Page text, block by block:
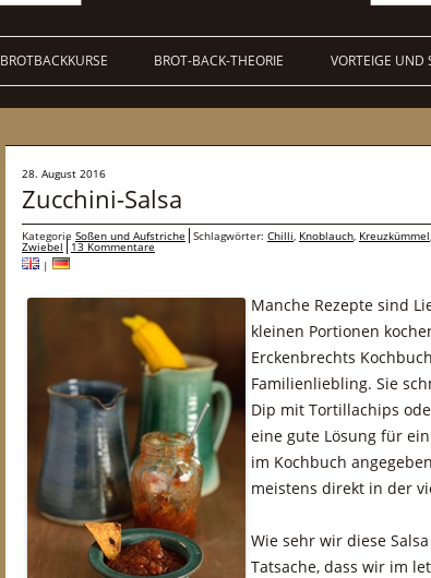
BROTBACKKURSE BROT-BACK-THEORIE VORTEIGE UND
28. August 2016
Zucchini-Salsa
Kategorie Soßen und Aufstriche Schlagwörter: Chilli, Knoblauch, Kreuzkümmel,
Zwiebel
13 Kommentare
|
Manche Rezepte sind
kleinen Portionen
Erckenbrechts
Familienliebling. Sie
Dip mit Tortillachips
eine gute Lösung für
im Kochbuch
meistens direkt in der
Wie sehr wir diese
Tatsache, dass wir im